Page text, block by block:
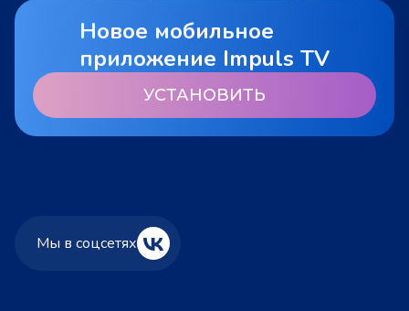
Новое мобильное
приложение Impuls TV
УСТАНОВИТЬ
Мы в соцсетях